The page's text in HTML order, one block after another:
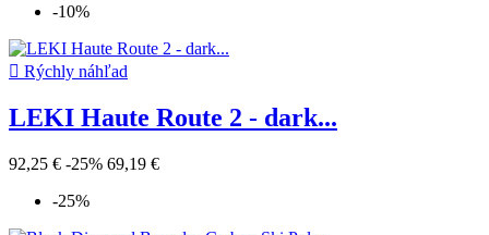
-10%
 Rýchly náhľad
LEKI Haute Route 2 - dark...
92,25 € -25% 69,19 €
-25%